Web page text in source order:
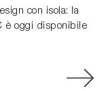
con isola: la
è oggi disponibile